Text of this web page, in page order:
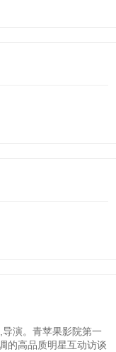
演。青苹果影院第一
的高品质明星互动访谈